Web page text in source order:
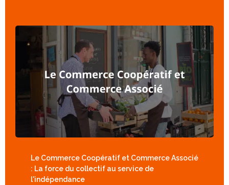
Le Commerce Coopératif et Commerce Associé
: La force du collectif au service de
l'indépendance